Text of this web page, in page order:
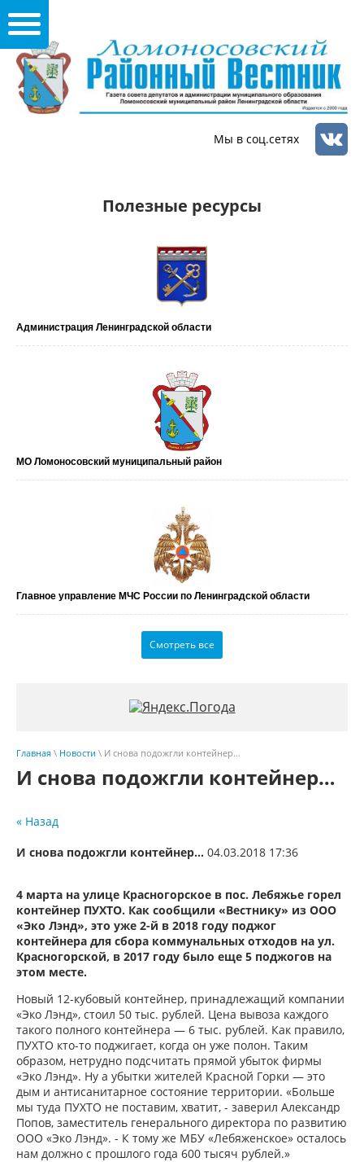
Мы в соц.сетях
Полезные ресурсы
Администрация Ленинградской области
МО Ломоносовский муниципальный район
Главное управление МЧС России по Ленинградской области
Смотреть все
Главная \ Новости \ И снова подожгли контейнер…
И снова подожгли контейнер…
« Назад
И снова подожгли контейнер… 04.03.2018 17:36
4 марта на улице Красногорское в пос. Лебяжье горел
контейнер ПУХТО. Как сообщили «Вестнику» из ООО
«Эко Лэнд», это уже 2-й в 2018 году поджог
контейнера для сбора коммунальных отходов на ул.
Красногорской, в 2017 году было еще 5 поджогов на
этом месте.
Новый 12-кубовый контейнер, принадлежащий компании
«Эко Лэнд», стоил 50 тыс. рублей. Цена вывоза каждого
такого полного контейнера — 6 тыс. рублей. Как правило,
ПУХТО кто-то поджигает, когда он уже полон. Таким
образом, нетрудно подсчитать прямой убыток фирмы
«Эко Лэнд». Ну а убытки жителей Красной Горки — это
дым и антисанитарное состояние территории. «Больше
мы туда ПУХТО не поставим, хватит, - заверил Александр
Попов, заместитель генерального директора по развитию
ООО «Эко Лэнд». - К тому же МБУ «Лебяженское» осталось
нам должно с прошлого года 600 тысяч рублей.»